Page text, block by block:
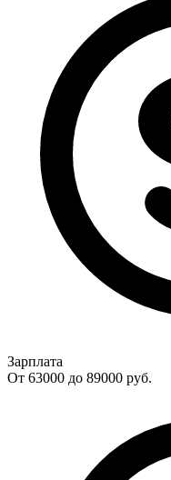
Зарплата
От 63000 до 89000 руб.